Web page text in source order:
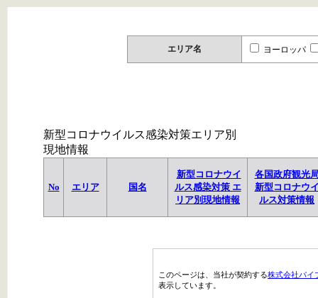
エリア名 ヨーロッパ
新型コロナウイルス感染対策エリア別
現地情報
No エリア 国名
新型コロナウイ
ルス感染対策 エ
リア別現地情報
各国政府観光
新型コロナウ
ルス対策情報
このページは、当社が契約する株式会社パイ
表示しています。